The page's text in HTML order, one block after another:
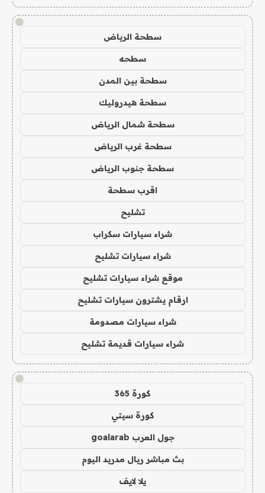
!
سطحة الرياض
سطحه
سطحة بين المدن
سطحة هيدروليك
سطحة شمال الرياض
سطحة غرب الرياض
سطحة جنوب الرياض
اقرب سطحة
تشليح
شراء سيارات سكراب
شراء سيارات تشليح
موقع شراء سيارات تشليح
ارقام يشترون سيارات تشليح
شراء سيارات مصدومة
شراء سيارات قديمة تشليح
!
كورة 365
كورة سيتي
جول العرب goalarab
بث مباشر ريال مدريد اليوم
يلا لايف